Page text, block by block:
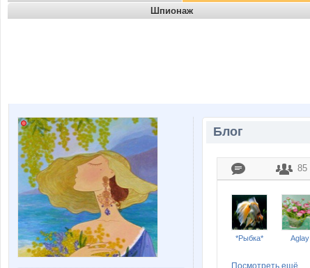
Шпионаж
Блог
85
*Рыбка* Aglay
Посмотреть ещё